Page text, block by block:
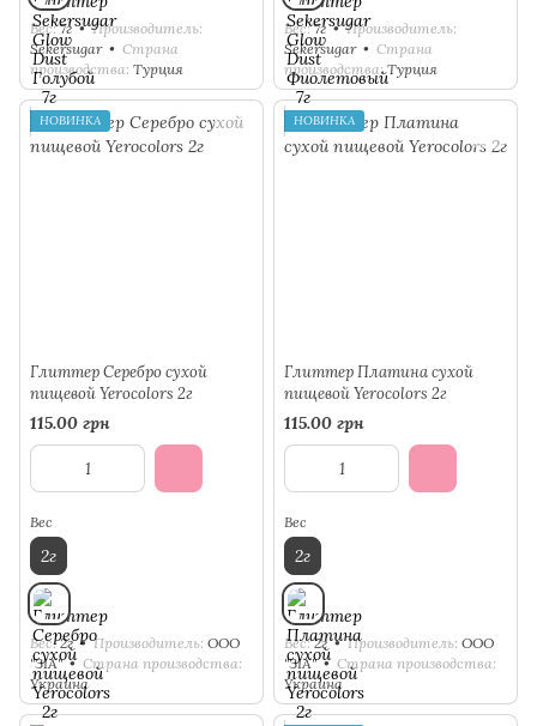
Вес 7г
Производитель
Sekersugar
Страна
производства Турция
Вес 7г
Производитель
Sekersugar
Страна
производства Турция
НОВИНКА
Глиттер Серебро сухой
пищевой Yerocolors 2г
115.00 грн
Вес
2г
Вес 2г Производитель ООО
"ЗІА"
Страна производства
Украина
НОВИНКА
Глиттер Платина сухой
пищевой Yerocolors 2г
115.00 грн
Вес
2г
Вес 2г Производитель ООО
"ЗІА"
Страна производства
Украина